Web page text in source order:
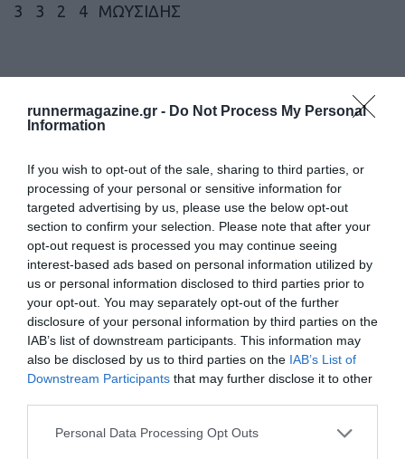
runnermagazine.gr - Do Not Process My Personal
Information
If you wish to opt-out of the sale, sharing to third parties, or
processing of your personal or sensitive information for
targeted advertising by us, please use the below opt-out
section to confirm your selection. Please note that after your
opt-out request is processed you may continue seeing
interest-based ads based on personal information utilized by
us or personal information disclosed to third parties prior to
your opt-out. You may separately opt-out of the further
disclosure of your personal information by third parties on the
IAB’s list of downstream participants. This information may
also be disclosed by us to third parties on the IAB’s List of
Downstream Participants that may further disclose it to other
Personal Data Processing Opt Outs
3 3 2 4 ΜΩΥΣΙΔΗΣ
4 3 6 ΚΩΣΤΟΠΟΥΛΟΣ